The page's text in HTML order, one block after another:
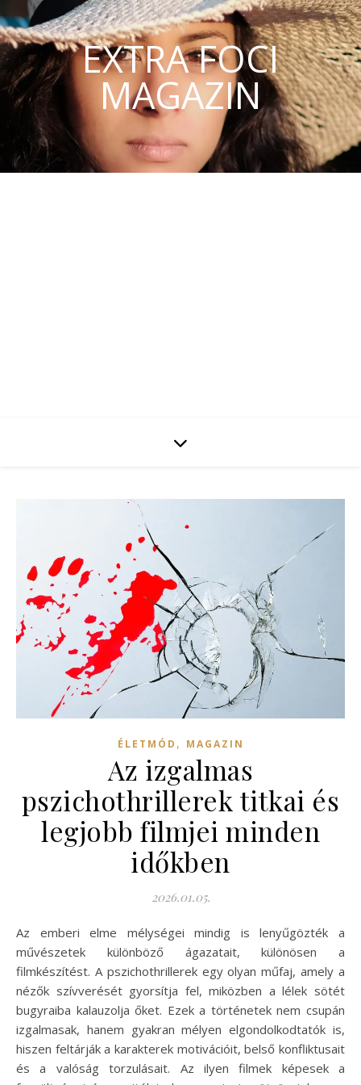
EXTRA FOCI
MAGAZIN
ÉLETMÓD , MAGAZIN
Az izgalmas
pszichothrillerek titkai és
legjobb filmjei minden
időkben
2026.01.05.
Az emberi elme mélységei mindig is lenyűgözték a
művészetek különböző ágazatait, különösen a
filmkészítést. A pszichothrillerek egy olyan műfaj, amely a
nézők szívverését gyorsítja fel, miközben a lélek sötét
bugyraiba kalauzolja őket. Ezek a történetek nem csupán
izgalmasak, hanem gyakran mélyen elgondolkodtatók is,
hiszen feltárják a karakterek motivációit, belső konfliktusait
és a valóság torzulásait. Az ilyen filmek képesek a